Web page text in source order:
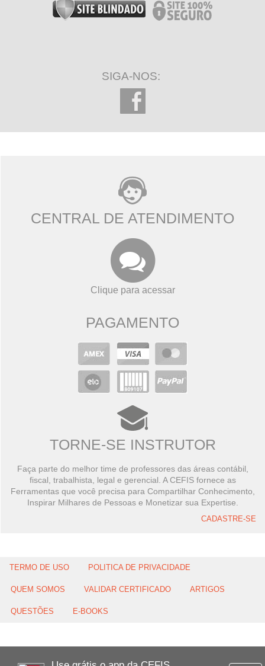
SIGA-NOS:
CENTRAL DE ATENDIMENTO
Clique para acessar
PAGAMENTO
TORNE-SE INSTRUTOR
Faça parte do melhor time de professores das áreas contábil,
fiscal, trabalhista, legal e gerencial. A CEFIS fornece as
Ferramentas que você precisa para Compartilhar Conhecimento,
Inspirar Milhares de Pessoas e Monetizar sua Expertise.
CADASTRE-SE
TERMO DE USO POLITICA DE PRIVACIDADE
QUEM SOMOS VALIDAR CERTIFICADO ARTIGOS
QUESTÕES E-BOOKS